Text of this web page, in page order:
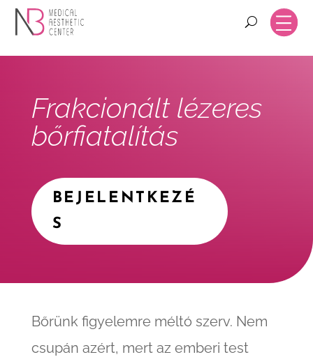
Frakcionált lézeres
bőrfiatalítás
BEJELENTKEZÉ
S
Bőrünk figyelemre méltó szerv. Nem
csupán azért, mert az emberi test